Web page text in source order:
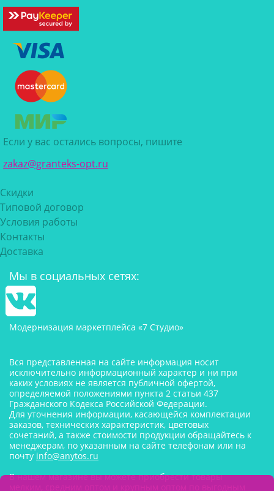
Если у вас остались вопросы, пишите
zakaz@granteks-opt.ru
Скидки
Типовой договор
Условия работы
Контакты
Доставка
Мы в социальных сетях:
Модернизация маркетплейса «7 Студио»
Вся представленная на сайте информация носит
исключительно информационный характер и ни при
каких условиях не является публичной офертой,
определяемой положениями пункта 2 статьи 437
Гражданского Кодекса Российской Федерации.
Для уточнения информации, касающейся комплектации
заказов, технических характеристик, цветовых
сочетаний, а также стоимости продукции обращайтесь к
менеджерам, по указанным на сайте телефонам или на
почту info@anytos.ru
В нашем магазине вы можете приобрести товары